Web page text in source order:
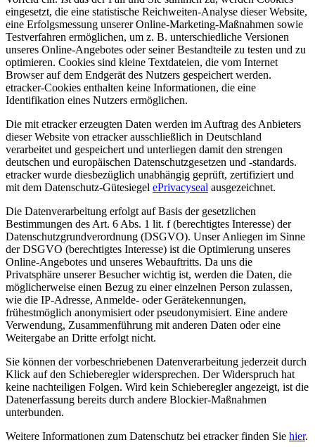
eingesetzt, die eine statistische Reichweiten-Analyse dieser Website,
eine Erfolgsmessung unserer Online-Marketing-Maßnahmen sowie
Testverfahren ermöglichen, um z. B. unterschiedliche Versionen
unseres Online-Angebotes oder seiner Bestandteile zu testen und zu
optimieren. Cookies sind kleine Textdateien, die vom Internet
Browser auf dem Endgerät des Nutzers gespeichert werden.
etracker-Cookies enthalten keine Informationen, die eine
Identifikation eines Nutzers ermöglichen.
Die mit etracker erzeugten Daten werden im Auftrag des Anbieters
dieser Website von etracker ausschließlich in Deutschland
verarbeitet und gespeichert und unterliegen damit den strengen
deutschen und europäischen Datenschutzgesetzen und -standards.
etracker wurde diesbezüglich unabhängig geprüft, zertifiziert und
mit dem Datenschutz-Gütesiegel ePrivacyseal ausgezeichnet.
Die Datenverarbeitung erfolgt auf Basis der gesetzlichen
Bestimmungen des Art. 6 Abs. 1 lit. f (berechtigtes Interesse) der
Datenschutzgrundverordnung (DSGVO). Unser Anliegen im Sinne
der DSGVO (berechtigtes Interesse) ist die Optimierung unseres
Online-Angebotes und unseres Webauftritts. Da uns die
Privatsphäre unserer Besucher wichtig ist, werden die Daten, die
möglicherweise einen Bezug zu einer einzelnen Person zulassen,
wie die IP-Adresse, Anmelde- oder Gerätekennungen,
frühestmöglich anonymisiert oder pseudonymisiert. Eine andere
Verwendung, Zusammenführung mit anderen Daten oder eine
Weitergabe an Dritte erfolgt nicht.
Sie können der vorbeschriebenen Datenverarbeitung jederzeit durch
Klick auf den Schieberegler widersprechen. Der Widerspruch hat
keine nachteiligen Folgen. Wird kein Schieberegler angezeigt, ist die
Datenerfassung bereits durch andere Blockier-Maßnahmen
unterbunden.
Weitere Informationen zum Datenschutz bei etracker finden Sie hier.